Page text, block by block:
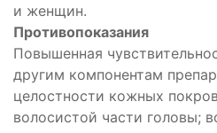
и женщин.
Противопоказания
Повышенная
другим компонентам
целостности кожных
волосистой части головы;